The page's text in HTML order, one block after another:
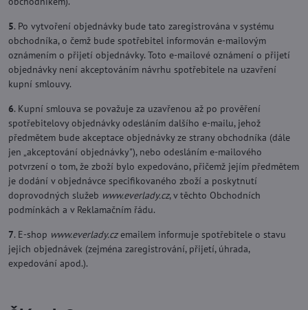
5. Po vytvoření objednávky bude tato zaregistrována v systému
obchodníka, o čemž bude spotřebitel informován e-mailovým
oznámením o přijetí objednávky. Toto e-mailové oznámení o přijetí
objednávky není akceptováním návrhu spotřebitele na uzavření
kupní smlouvy.
6. Kupní smlouva se považuje za uzavřenou až po prověření
spotřebitelovy objednávky odesláním dalšího e-mailu, jehož
předmětem bude akceptace objednávky ze strany obchodníka (dále
jen „akceptování objednávky"), nebo odesláním e-mailového
potvrzení o tom, že zboží bylo expedováno, přičemž jejím předmětem
je dodání v objednávce specifikovaného zboží a poskytnutí
doprovodných služeb www.everlady.cz, v těchto Obchodních
podmínkách a v Reklamačním řádu.
7. E-shop www.everlady.czemailem informuje spotřebitele o stavu
jejich objednávek (zejména zaregistrování, přijetí, úhrada,
expedování apod.).